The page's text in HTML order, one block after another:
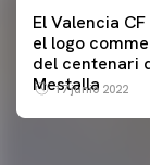
El Valencia
el logo
del centenari
Mestalla
17 junio 2022